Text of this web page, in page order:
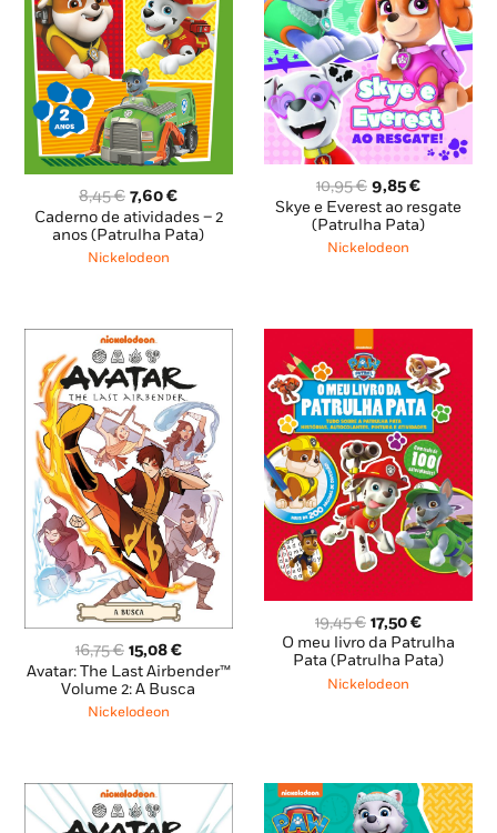
8,45€ O
preço
original
era:
7,60€O
preço
atual
Caderno de atividades – 2
anos (Patrulha Pata)
Nickelodeon
10,95€ O
preço
original
era:
9,85€O
preço
atual
Skye e Everest ao resgate
(Patrulha Pata)
Nickelodeon
16,75€ O
preço
original
era:
15,08€O
preço
atual
Avatar: The Last Airbender™
Volume 2: A Busca
Nickelodeon
19,45€ O
preço
original
era:
17,50€O
preço
atual
O meu livro da Patrulha
Pata (Patrulha Pata)
Nickelodeon